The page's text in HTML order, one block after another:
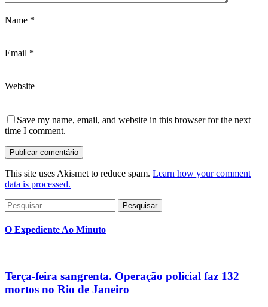
Name *
Email *
Website
Save my name, email, and website in this browser for the next
time I comment.
This site uses Akismet to reduce spam. Learn how your comment
data is processed.
Pesquisar
por:
O Expediente Ao Minuto
Terça-feira sangrenta. Operação policial faz 132
mortos no Rio de Janeiro